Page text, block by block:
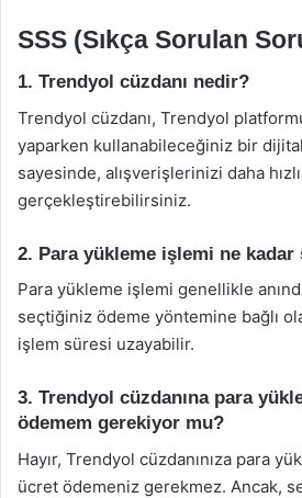
SSS (Sıkça Sorulan
1. Trendyol cüzdanı nedir?
Trendyol cüzdanı, Trendyol
yaparken kullanabileceğiniz bir
sayesinde, alışverişlerinizi daha
gerçekleştirebilirsiniz.
2. Para yükleme işlemi ne kadar
Para yükleme işlemi genellikle
seçtiğiniz ödeme yöntemine bağlı
işlem süresi uzayabilir.
3. Trendyol cüzdanına para
ödemem gerekiyor mu?
Hayır, Trendyol cüzdanınıza para
ücret ödemeniz gerekmez. Ancak,